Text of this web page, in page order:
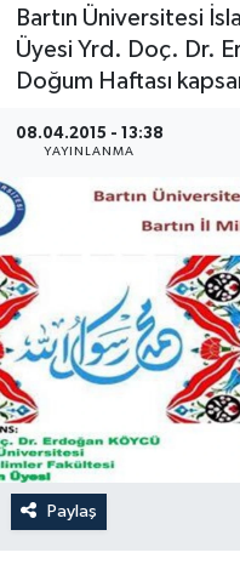
Bartın Üniversitesi
Üyesi Yrd. Doç. Dr.
Doğum Haftası
08.04.2015 - 13:38
YAYINLANMA
Paylaş
Medya
Sivil Toplum
Siyaset
Spor
Turizm